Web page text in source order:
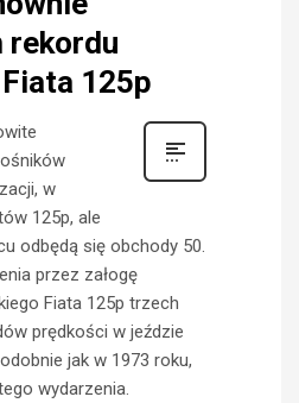
rekordu
125p
w
125p, ale
odbędą się obchody 50.
przez załogę
Fiata 125p trzech
prędkości w jeździe
jak w 1973 roku,
wydarzenia.